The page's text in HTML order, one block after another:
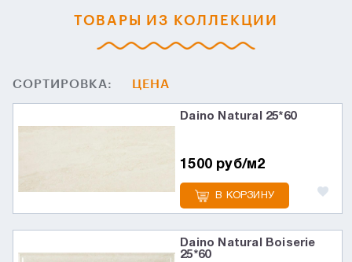
ТОВАРЫ ИЗ КОЛЛЕКЦИИ
СОРТИРОВКА: ЦЕНА
Daino Natural 25*60
1500 руб/м2
В КОРЗИНУ
Daino Natural Boiserie
25*60